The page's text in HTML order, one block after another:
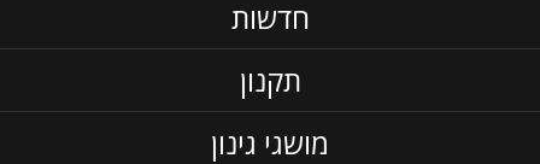
חדשות
תקנון
מושגי גינון